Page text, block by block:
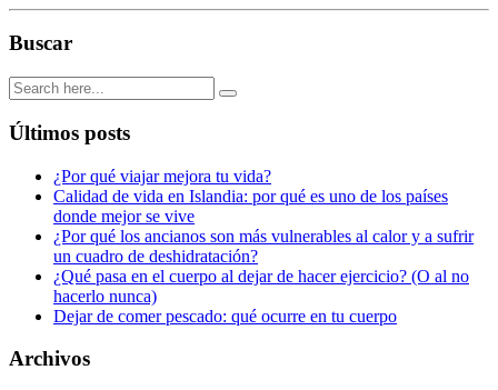
Buscar
Últimos posts
¿Por qué viajar mejora tu vida?
Calidad de vida en Islandia: por qué es uno de los países
donde mejor se vive
¿Por qué los ancianos son más vulnerables al calor y a sufrir
un cuadro de deshidratación?
¿Qué pasa en el cuerpo al dejar de hacer ejercicio? (O al no
hacerlo nunca)
Dejar de comer pescado: qué ocurre en tu cuerpo
Archivos